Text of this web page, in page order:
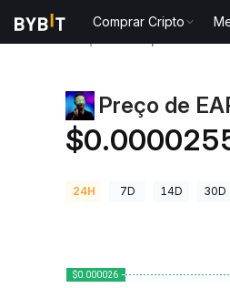
Comprar Cripto
Preço de
24H 7D 14D 30D